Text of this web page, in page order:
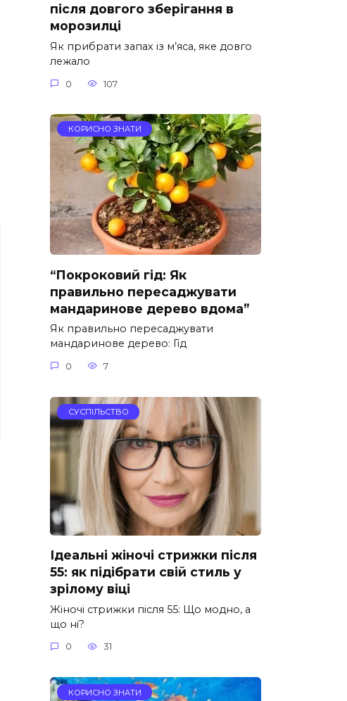
після довгого зберігання в
морозилці
Як прибрати запах із м’яса, яке довго
лежало
0 107
КОРИСНО ЗНАТИ
“Покроковий гід: Як
правильно пересаджувати
мандаринове дерево вдома”
Як правильно пересаджувати
мандаринове дерево: Гід
0 7
СУСПІЛЬСТВО
Ідеальні жіночі стрижки після
55: як підібрати свій стиль у
зрілому віці
Жіночі стрижки після 55: Що модно, а
що ні?
0 31
КОРИСНО ЗНАТИ